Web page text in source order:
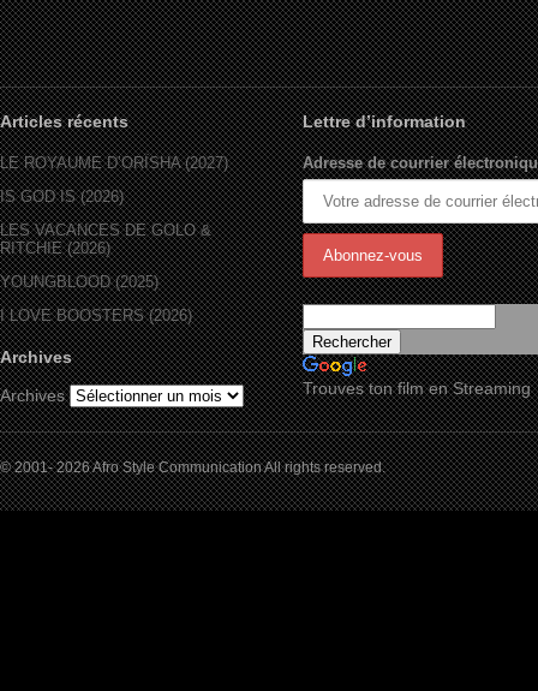
Articles récents
LE ROYAUME D’ORÏSHA (2027)
IS GOD IS (2026)
LES VACANCES DE GOLO &
RITCHIE (2026)
YOUNGBLOOD (2025)
I LOVE BOOSTERS (2026)
Archives
Archives
Lettre d’information
Adresse de courrier
Trouves ton film en Streaming
© 2001- 2026 Afro Style Communication All rights reserved.